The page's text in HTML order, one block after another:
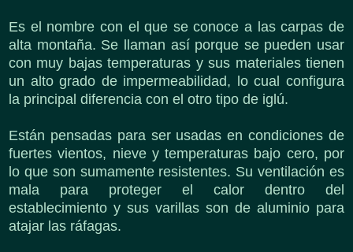
Es el nombre con el que se conoce a las carpas de
alta montaña. Se llaman así porque se pueden usar
con muy bajas temperaturas y sus materiales tienen
un alto grado de impermeabilidad, lo cual configura
la principal diferencia con el otro tipo de iglú.
Están pensadas para ser usadas en condiciones de
fuertes vientos, nieve y temperaturas bajo cero, por
lo que son sumamente resistentes. Su ventilación es
mala para proteger el calor dentro del
establecimiento y sus varillas son de aluminio para
atajar las ráfagas.